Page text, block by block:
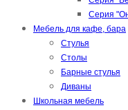
Серия
Мебель для кафе, бара
Стулья
Столы
Барные стулья
Диваны
Школьная мебель